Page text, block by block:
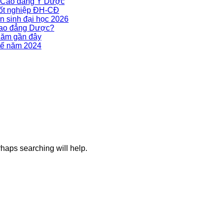
nghiệp ĐH-CĐ
sinh đại học 2026
đẳng Dược?
gần đây
năm 2024
searching will help.